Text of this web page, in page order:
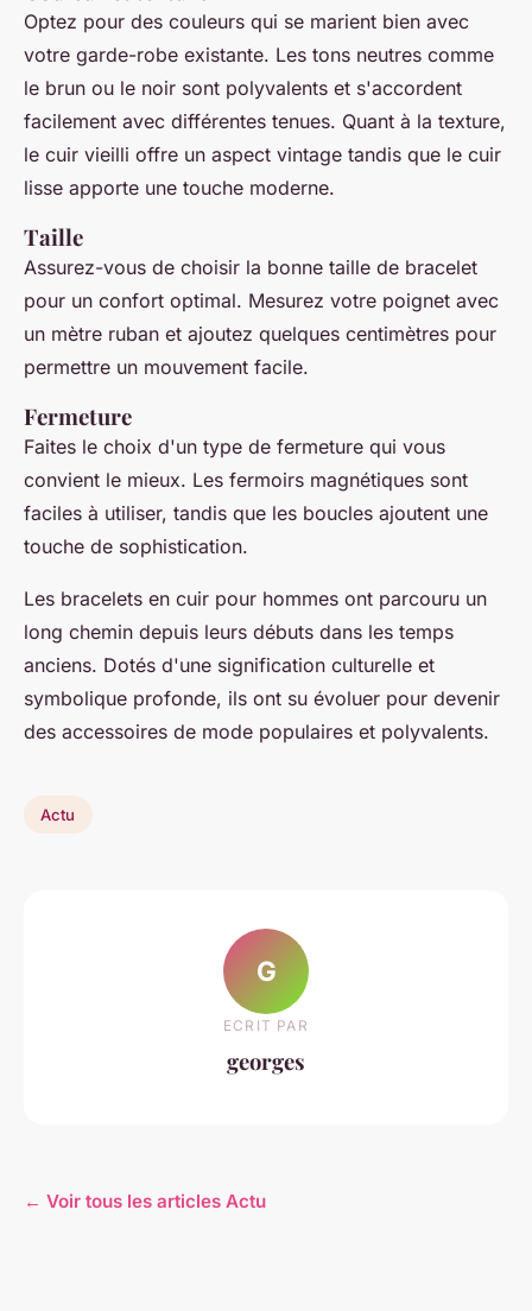
Optez pour des couleurs qui se marient bien avec
votre garde-robe existante. Les tons neutres comme
le brun ou le noir sont polyvalents et s'accordent
facilement avec différentes tenues. Quant à la texture,
le cuir vieilli offre un aspect vintage tandis que le cuir
lisse apporte une touche moderne.
Taille
Assurez-vous de choisir la bonne taille de bracelet
pour un confort optimal. Mesurez votre poignet avec
un mètre ruban et ajoutez quelques centimètres pour
permettre un mouvement facile.
Fermeture
Faites le choix d'un type de fermeture qui vous
convient le mieux. Les fermoirs magnétiques sont
faciles à utiliser, tandis que les boucles ajoutent une
touche de sophistication.
Les bracelets en cuir pour hommes ont parcouru un
long chemin depuis leurs débuts dans les temps
anciens. Dotés d'une signification culturelle et
symbolique profonde, ils ont su évoluer pour devenir
des accessoires de mode populaires et polyvalents.
Actu
G
ECRIT PAR
georges
← Voir tous les articles Actu